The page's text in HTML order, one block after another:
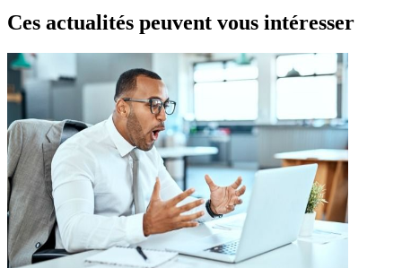
Ces actualités peuvent vous intéresser